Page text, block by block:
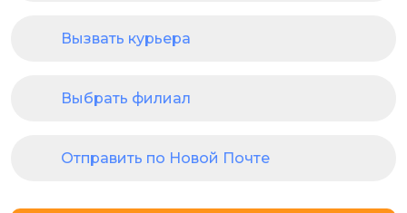
Вызвать курьера
Выбрать филиал
Отправить по Новой Почте